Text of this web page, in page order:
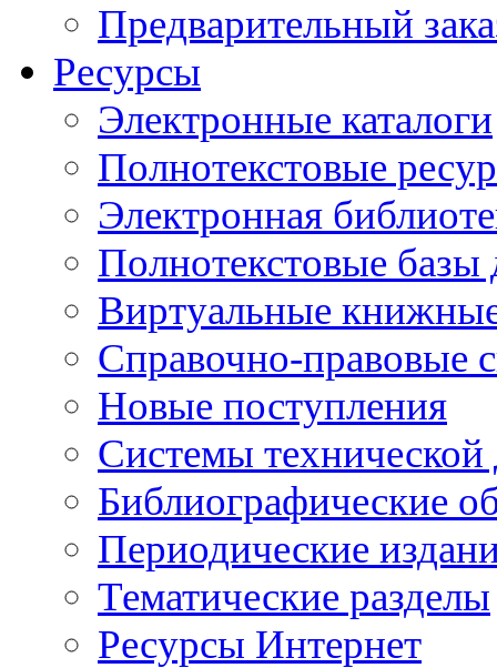
Предварительный
Ресурсы
Электронные каталоги
Полнотекстовые
Электронная
Полнотекстовые
Виртуальные
Справочно-правовые
Новые поступления
Cистемы
Библиографические
Периодические
Тематические разделы
Ресурсы Интернет